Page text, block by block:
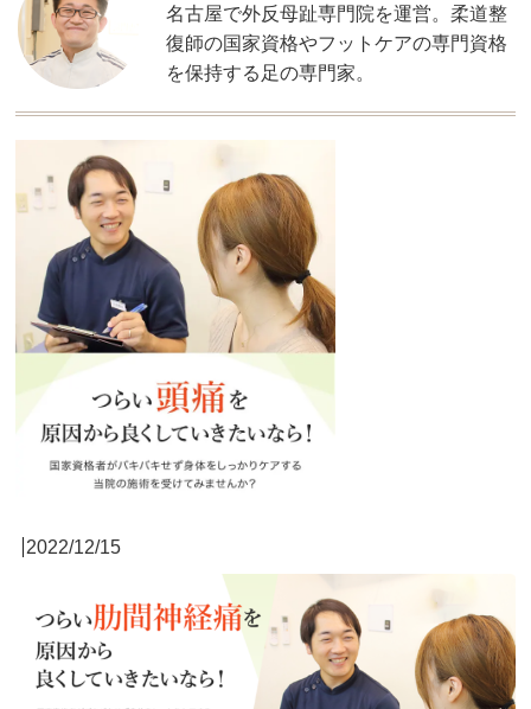
名古屋で外反母趾専門院を運営。柔道整
復師の国家資格やフットケアの専門資格
を保持する足の専門家。
2022/12/15